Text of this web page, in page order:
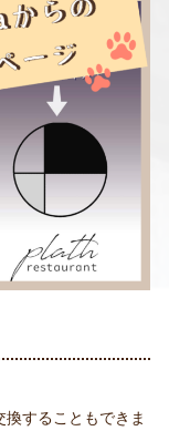
換することもできま